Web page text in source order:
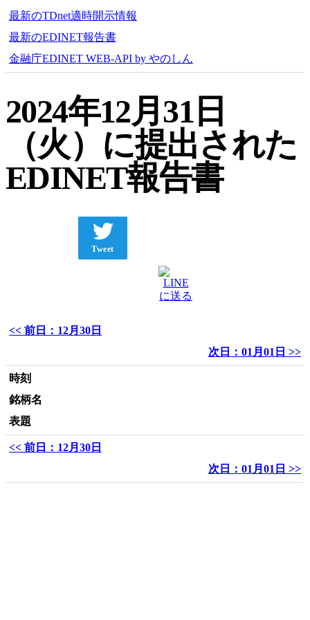
最新のTDnet適時開示情報
最新のEDINET報告書
金融庁EDINET WEB-API by やのしん
2024年12月31日
（火）に提出された
EDINET報告書
Tweet
<< 前日：12月30日
次日：01月01日 >>
時刻
銘柄名
表題
<< 前日：12月30日
次日：01月01日 >>